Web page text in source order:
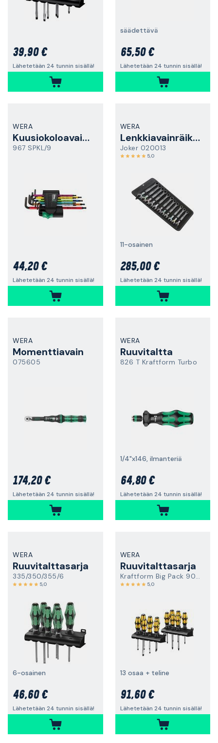
39,90 €
Lähetetään 24 tunnin sisällä!
säädettävä
65,50 €
Lähetetään 24 tunnin sisällä!
WERA
Kuusiokoloavainsarja
967 SPKL/9
44,20 €
Lähetetään 24 tunnin sisällä!
WERA
Lenkkiavainräikkäsarja
Joker 020013
5,0
11-osainen
285,00 €
Lähetetään 24 tunnin sisällä!
WERA
Momenttiavain
075605
174,20 €
Lähetetään 24 tunnin sisällä!
WERA
Ruuvitaltta
826 T Kraftform Turbo
1/4"x146, ilmanteriä
64,80 €
Lähetetään 24 tunnin sisällä!
WERA
Ruuvitalttasarja
335/350/355/6
5,0
6-osainen
46,60 €
Lähetetään 24 tunnin sisällä!
WERA
Ruuvitalttasarja
Kraftform Big Pack 900
5,0
13 osaa + teline
91,60 €
Lähetetään 24 tunnin sisällä!